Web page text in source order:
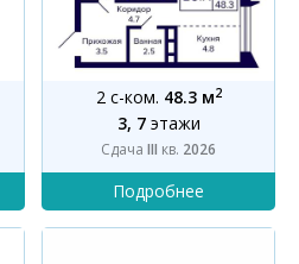
2 с-ком. 48.3 м2
3, 7этажи
Сдача III кв. 2026